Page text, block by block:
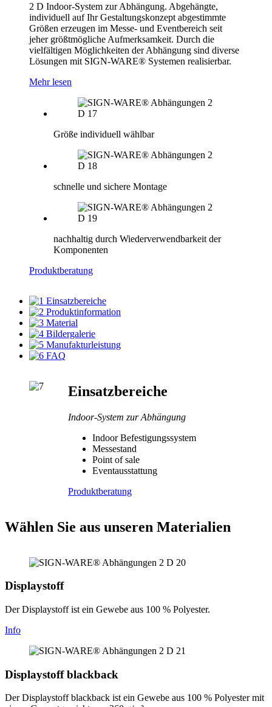
2 D Indoor-System zur Abhängung. Abgehängte,
individuell auf Ihr Gestaltungskonzept abgestimmte
Größen erzeugen im Messe- und Eventbereich seit
jeher größtmögliche Aufmerksamkeit. Durch die
vielfältigen Möglichkeiten der Abhängung sind diverse
Lösungen mit SIGN-WARE® Systemen realisierbar.
Mehr lesen
Größe individuell wählbar
schnelle und sichere Montage
nachhaltig durch Wiederverwendbarkeit der
Komponenten
Produktberatung
Einsatzbereiche
Produktinformation
Material
Bildergalerie
Manufakturleistung
FAQ
Einsatzbereiche
Indoor-System zur Abhängung
Indoor Befestigungssystem
Messestand
Point of sale
Eventausstattung
Produktberatung
Wählen Sie aus unseren Materialien
Displaystoff
Der Displaystoff ist ein Gewebe aus 100 % Polyester.
Info
Displaystoff blackback
Der Displaystoff blackback ist ein Gewebe aus 100 % Polyester mit